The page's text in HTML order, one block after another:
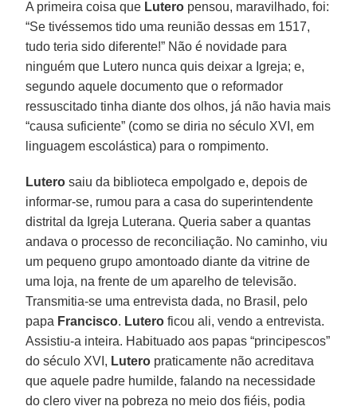
A primeira coisa que Lutero pensou, maravilhado, foi:
“Se tivéssemos tido uma reunião dessas em 1517,
tudo teria sido diferente!” Não é novidade para
ninguém que Lutero nunca quis deixar a Igreja; e,
segundo aquele documento que o reformador
ressuscitado tinha diante dos olhos, já não havia mais
“causa suficiente” (como se diria no século XVI, em
linguagem escolástica) para o rompimento.
Lutero saiu da biblioteca empolgado e, depois de
informar-se, rumou para a casa do superintendente
distrital da Igreja Luterana. Queria saber a quantas
andava o processo de reconciliação. No caminho, viu
um pequeno grupo amontoado diante da vitrine de
uma loja, na frente de um aparelho de televisão.
Transmitia-se uma entrevista dada, no Brasil, pelo
papa Francisco. Lutero ficou ali, vendo a entrevista.
Assistiu-a inteira. Habituado aos papas “principescos”
do século XVI, Lutero praticamente não acreditava
que aquele padre humilde, falando na necessidade
do clero viver na pobreza no meio dos fiéis, podia